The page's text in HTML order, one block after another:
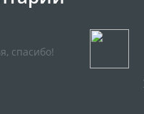
спасибо!